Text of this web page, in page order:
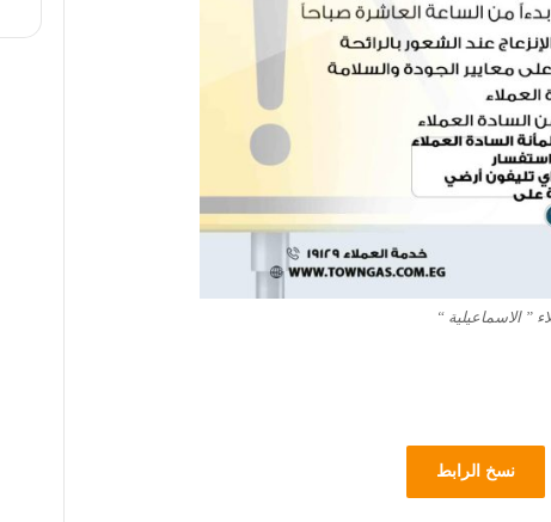
” الاسماعيلية “
نسخ الرابط